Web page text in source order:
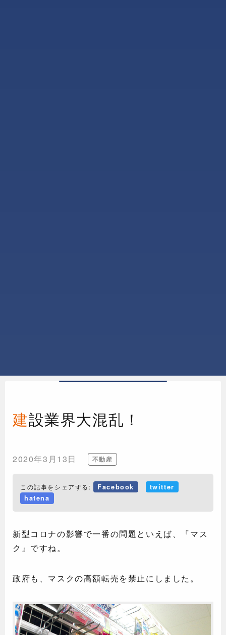
建設業界大混乱！
2020年3月13日 不動産
この記事をシェアする: Facebook
twitter
hatena
新型コロナの影響で一番の問題といえば、『マス
ク』ですね。
政府も、マスクの高額転売を禁止にしました。